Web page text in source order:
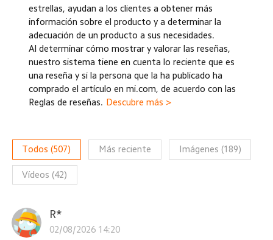
estrellas, ayudan a los clientes a obtener más
información sobre el producto y a determinar la
adecuación de un producto a sus necesidades.
Al determinar cómo mostrar y valorar las reseñas,
nuestro sistema tiene en cuenta lo reciente que es
una reseña y si la persona que la ha publicado ha
comprado el artículo en mi.com, de acuerdo con las
Reglas de reseñas. Descubre más >
Todos (507) Más reciente Imágenes (189)
Vídeos (42)
R*
02/08/2026 14:20